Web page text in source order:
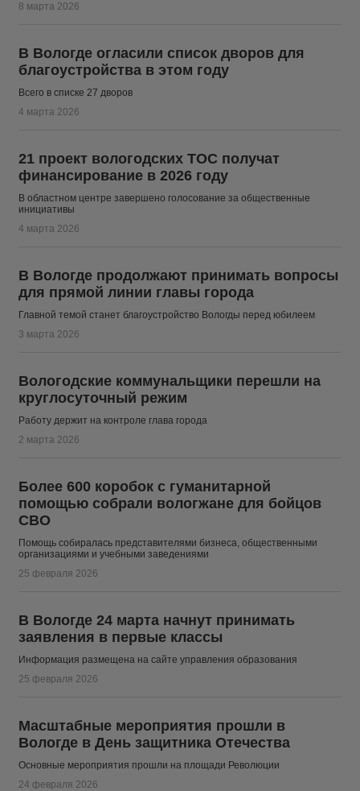
8 марта 2026
В Вологде огласили список дворов для
благоустройства в этом году
Всего в списке 27 дворов
4 марта 2026
21 проект вологодских ТОС получат
финансирование в 2026 году
В областном центре завершено голосование за общественные
инициативы
4 марта 2026
В Вологде продолжают принимать вопросы
для прямой линии главы города
Главной темой станет благоустройство Вологды перед юбилеем
3 марта 2026
Вологодские коммунальщики перешли на
круглосуточный режим
Работу держит на контроле глава города
2 марта 2026
Более 600 коробок с гуманитарной
помощью собрали вологжане для бойцов
СВО
Помощь собиралась представителями бизнеса, общественными
организациями и учебными заведениями
25 февраля 2026
В Вологде 24 марта начнут принимать
заявления в первые классы
Информация размещена на сайте управления образования
25 февраля 2026
Масштабные мероприятия прошли в
Вологде в День защитника Отечества
Основные мероприятия прошли на площади Революции
24 февраля 2026